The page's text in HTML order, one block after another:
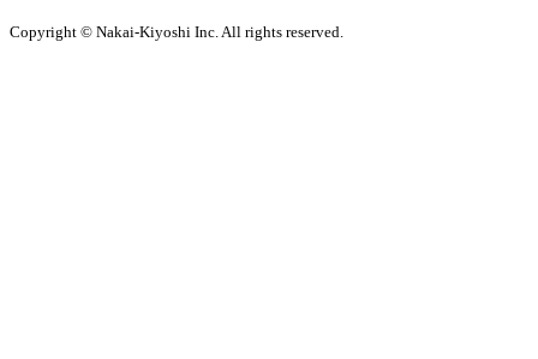
Copyright © Nakai-Kiyoshi Inc. All rights reserved.